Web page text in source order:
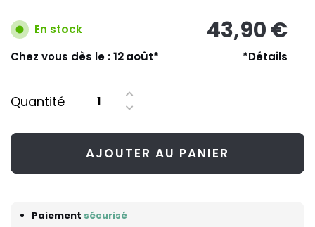
En stock 43,90 €
Chez vous dès le :12 août* *Détails
Quantité
AJOUTER AU PANIER
Paiement sécurisé